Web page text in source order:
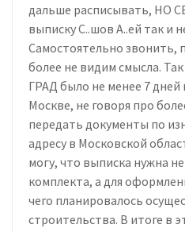
дальше расписывать, НО
выписку С..шов А..ей так и
Самостоятельно звонить,
более не видим смысла.
ГРАД было не менее 7
Москве, не говоря про
передать документы по
адресу в Московской
могу, что выписка нужна
комплекта, а для
чего планировалось
строительства. В итоге в